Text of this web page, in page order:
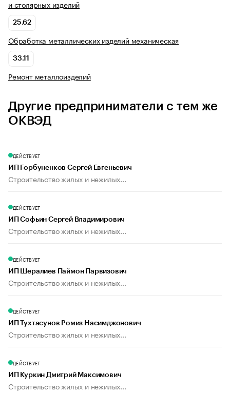
и столярных изделий
25.62
Обработка металлических изделий механическая
33.11
Ремонт металлоизделий
Другие предприниматели с тем же
ОКВЭД
ДЕЙСТВУЕТ
ИП Горбуненков Сергей Евгеньевич
Строительство жилых и нежилых...
ДЕЙСТВУЕТ
ИП Софьин Сергей Владимирович
Строительство жилых и нежилых...
ДЕЙСТВУЕТ
ИП Шералиев Паймон Парвизович
Строительство жилых и нежилых...
ДЕЙСТВУЕТ
ИП Тухтасунов Ромиз Насимджонович
Строительство жилых и нежилых...
ДЕЙСТВУЕТ
ИП Куркин Дмитрий Максимович
Строительство жилых и нежилых...